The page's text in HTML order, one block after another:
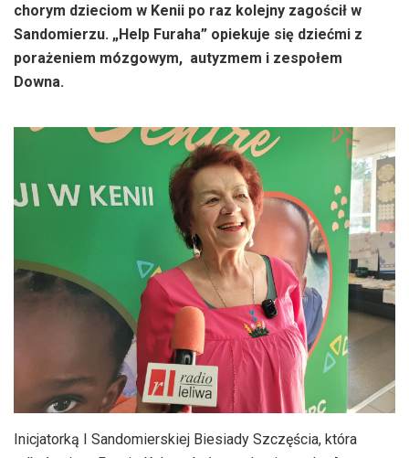
chorym dzieciom w Kenii po raz kolejny zagościł w
Sandomierzu. „Help Furaha” opiekuje się dziećmi z
porażeniem mózgowym, autyzmem i zespołem
Downa.
Inicjatorką I Sandomierskiej Biesiady Szczęścia, która